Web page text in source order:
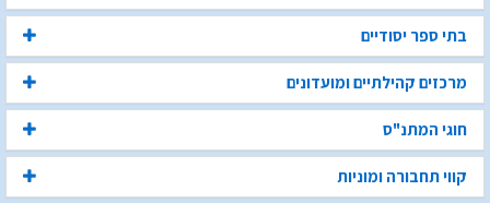
בתי ספר יסודיים
מרכזים קהילתיים ומועדונים
חוגי המתנ"ס
קווי תחבורה ומוניות